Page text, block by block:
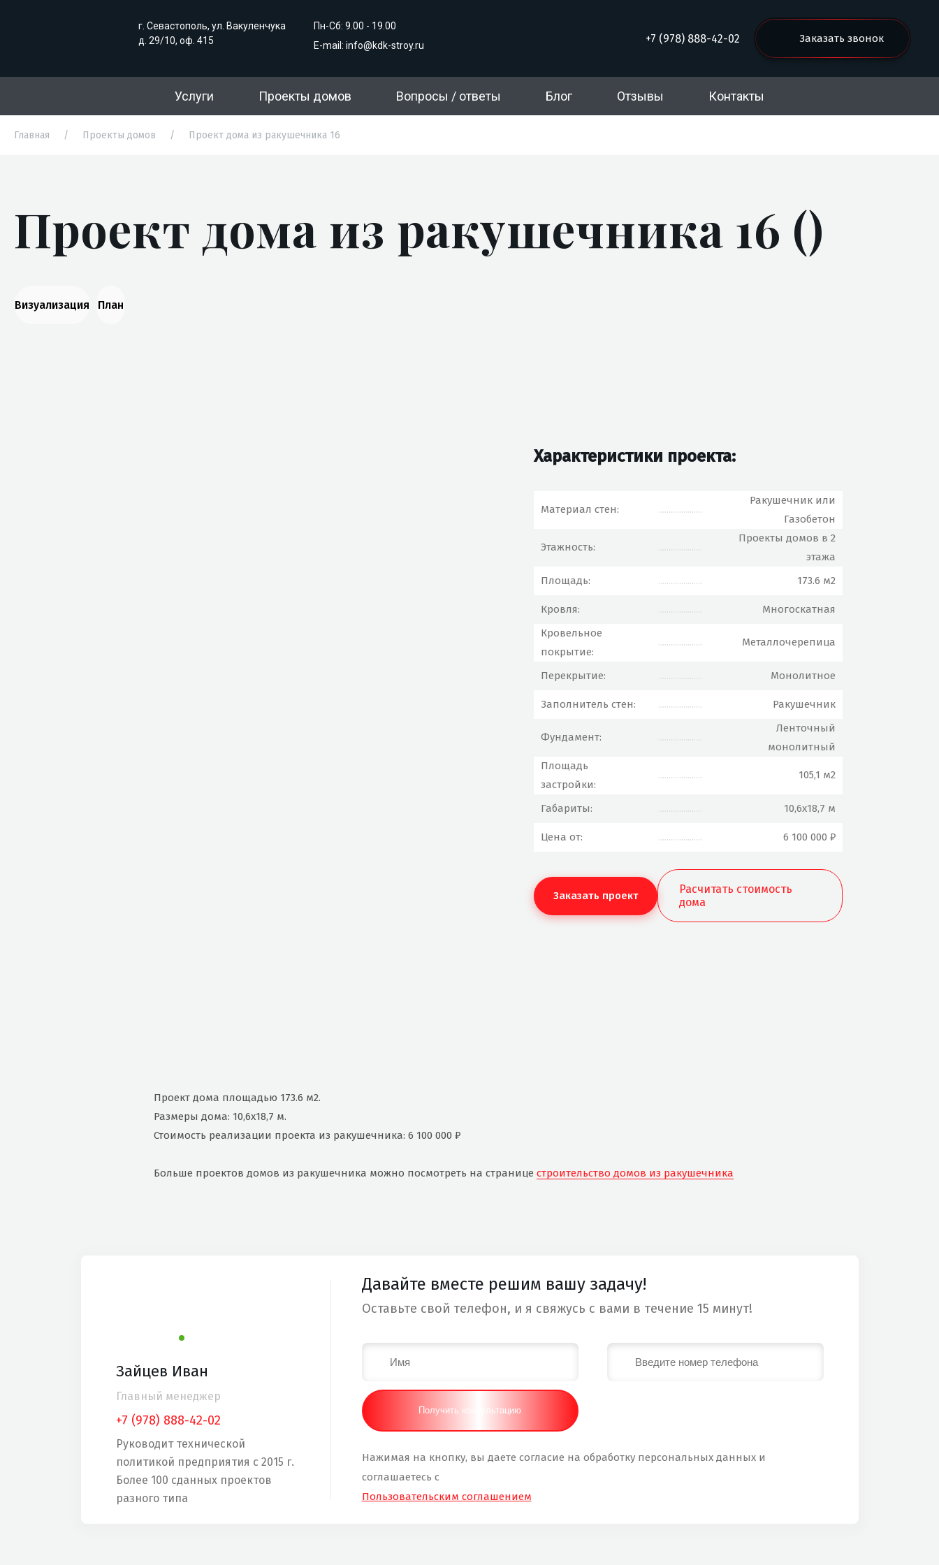
г. Севастополь, ул. Вакуленчука
д. 29/10, оф. 415
Пн-Сб: 9.00 - 19.00
E-mail: info@kdk-stroy.ru
+7 (978) 888-42-02 Заказать звонок
Услуги Проекты домов Вопросы / ответы Блог Отзывы Контакты
Главная / Проекты домов / Проект дома из ракушечника 16
Проект дома из ракушечника 16 ()
Визуализация План
Характеристики проекта:
Материал стен: .....................
Ракушечник или
Газобетон
Этажность:
Проекты домов в 2
этажа
Площадь:
..................... 173.6 м2
Кровля:
Многоскатная
Кровельное
покрытие:
..................... Металлочерепица
Перекрытие: Монолитное
Заполнитель стен: ..................... Ракушечник
Фундамент:
Ленточный
монолитный
Площадь
застройки:
..................... 105,1 м2
Габариты: 10,6х18,7 м
Цена от: ..................... 6 100 000 ₽
Заказать проект
Расчитать стоимость
дома
Проект дома площадью 173.6 м2.
Размеры дома: 10,6х18,7 м.
Стоимость реализации проекта из ракушечника: 6 100 000 ₽
Больше проектов домов из ракушечника можно посмотреть на странице строительство домов из ракушечника
Зайцев Иван
Главный менеджер
+7 (978) 888-42-02
Руководит технической
политикой предприятия с 2015 г.
Более 100 сданных проектов
разного типа
Давайте вместе решим вашу задачу!
Оставьте свой телефон, и я свяжусь с вами в течение 15 минут!
Нажимая на кнопку, вы даете согласие на обработку персональных данных и
соглашаетесь с
Пользовательским соглашением